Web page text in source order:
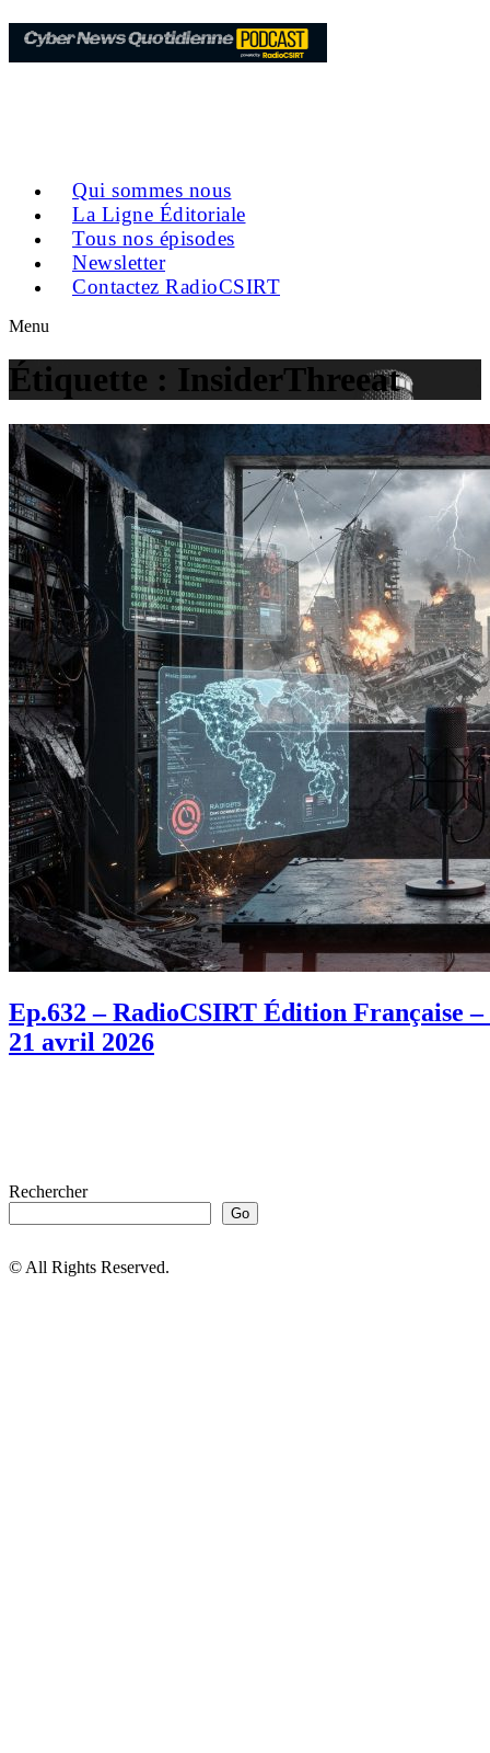
Qui sommes nous
La Ligne Éditoriale
Tous nos épisodes
Newsletter
Contactez RadioCSIRT
Menu
Étiquette : InsiderThreeat
Ep.632 – RadioCSIRT Édition Française
21 avril 2026
Rechercher
Go
© All Rights Reserved.